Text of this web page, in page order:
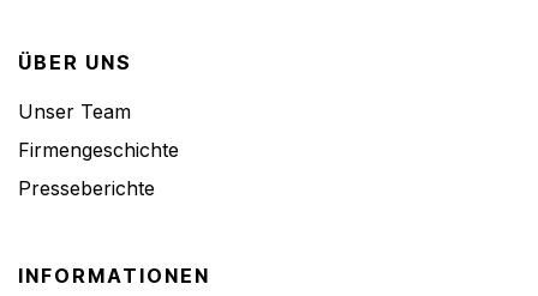
ÜBER UNS
Unser Team
Firmengeschichte
Presseberichte
INFORMATIONEN